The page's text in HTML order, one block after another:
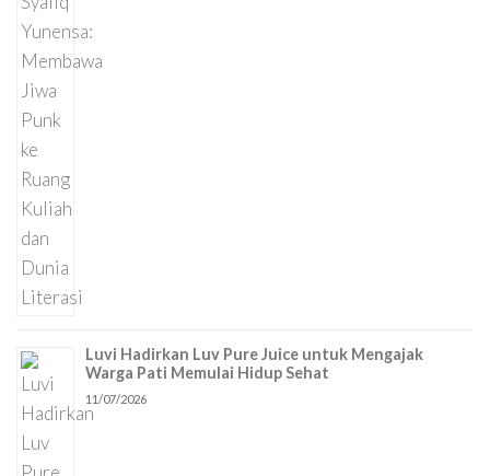
Luvi Hadirkan Luv Pure Juice untuk Mengajak
Warga Pati Memulai Hidup Sehat
11/07/2026